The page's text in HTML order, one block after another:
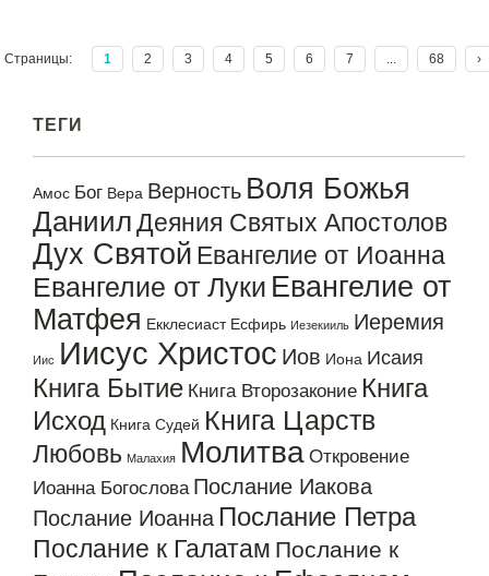
Страницы: 1 2 3 4 5 6 7 ... 68 ›
ТЕГИ
Амос Бог Вера Верность Воля Божья
ДаниилДеяния Святых Апостолов
Дух Святой Евангелие от Иоанна
Евангелие от Луки Евангелие от
Матфея Екклесиаст Есфирь Иезекииль Иеремия
Иис Иисус Христос Иов Иона Исаия
Книга Бытие Книга Второзаконие Книга
Исход Книга Судей Книга Царств
Любовь Малахия Молитва Откровение
Иоанна Богослова Послание Иакова
Послание Иоанна Послание Петра
Послание к Галатам Послание к